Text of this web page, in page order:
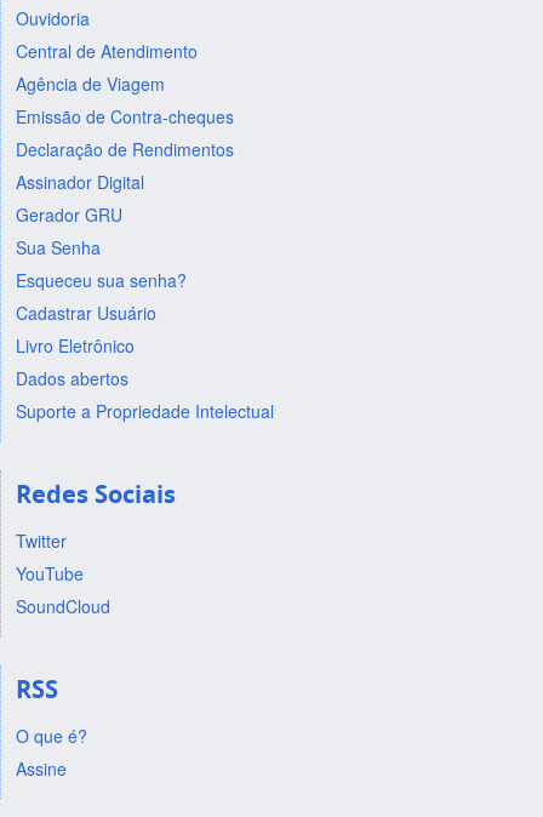
Ouvidoria
Central de Atendimento
Agência de Viagem
Emissão de Contra-cheques
Declaração de Rendimentos
Assinador Digital
Gerador GRU
Sua Senha
Esqueceu sua senha?
Cadastrar Usuário
Livro Eletrônico
Dados abertos
Suporte a Propriedade Intelectual
Redes Sociais
Twitter
YouTube
SoundCloud
RSS
O que é?
Assine